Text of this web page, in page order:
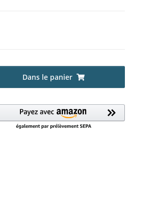
Dans le panier